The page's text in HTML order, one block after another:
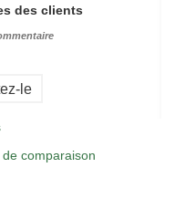
des clients
le
comparaison